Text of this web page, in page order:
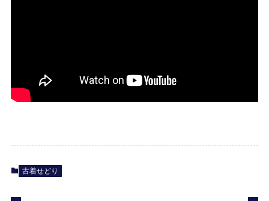
古着せどり